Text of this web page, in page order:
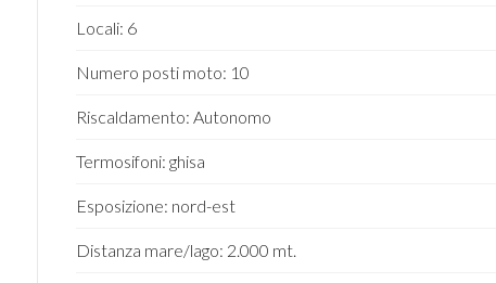
Locali: 6
Numero posti moto: 10
Riscaldamento: Autonomo
Termosifoni: ghisa
Esposizione: nord-est
Distanza mare/lago: 2.000 mt.
Camere
minime
Qualsiasi